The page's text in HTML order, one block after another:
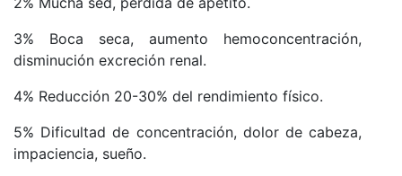
3% Boca seca, aumento hemoconcentración,
disminución excreción renal.
4% Reducción 20-30% del rendimiento físico.
5% Dificultad de concentración, dolor de cabeza,
impaciencia, sueño.